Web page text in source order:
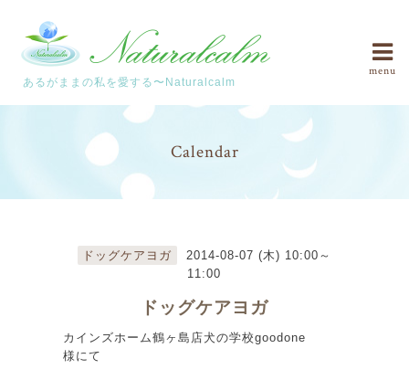
あるがままの私を愛する〜Naturalcalm
menu
Calendar
ドッグケアヨガ
2014-08-07 (木) 10:00～
11:00
ドッグケアヨガ
カインズホーム鶴ヶ島店犬の学校goodone
様にて